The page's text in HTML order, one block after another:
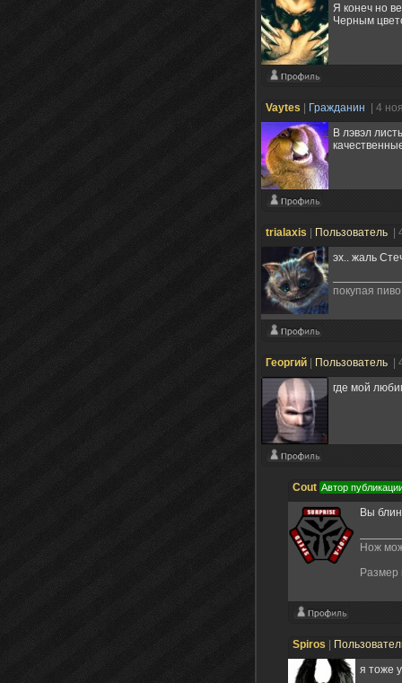
Я конеч но
Черным
Vaytes Гражданин
| 4
В лэвэл
trialaxis Пользователь
|
эх.. жаль
покупая
Георгий Пользователь
|
где мой
Cout Автор
Вы
Нож
Размер
Spiros
я тоже